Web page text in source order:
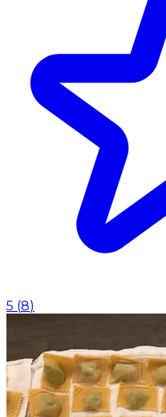
5 (8)